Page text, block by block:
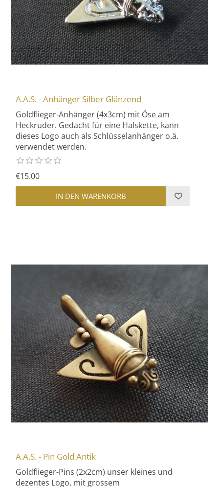
A.A.S. - Anhänger Silber Glänzend
Goldflieger-Anhänger (4x3cm) mit Öse am
Heckruder. Gedacht für eine Halskette, kann
dieses Logo auch als Schlüsselanhänger o.ä.
verwendet werden.
€15.00
A.A.S. - Pin Gold Antik
Goldflieger-Pins (2x2cm) unser kleines und
dezentes Logo, mit grossem